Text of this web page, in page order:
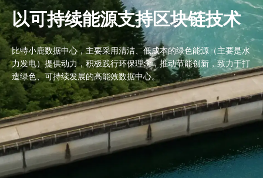
以可持续能源支持区块链技术
比特小鹿数据中心，主要采用清洁、低成本的绿色能源（主要是水
力发电）提供动力，积极践行环保理念，推动节能创新，致力于打
造绿色、可持续发展的高能效数据中心。